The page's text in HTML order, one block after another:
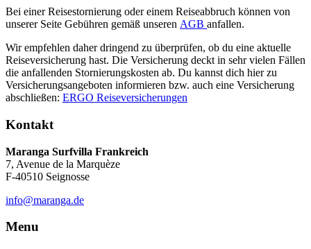
Bei einer Reisestornierung oder einem Reiseabbruch können von
unserer Seite Gebühren gemäß unseren AGB anfallen.
Wir empfehlen daher dringend zu überprüfen, ob du eine aktuelle
Reiseversicherung hast. Die Versicherung deckt in sehr vielen Fällen
die anfallenden Stornierungskosten ab. Du kannst dich hier zu
Versicherungsangeboten informieren bzw. auch eine Versicherung
abschließen: ERGO Reiseversicherungen
Kontakt
Maranga Surfvilla Frankreich
7, Avenue de la Marquèze
F-40510 Seignosse
info@maranga.de
Menu